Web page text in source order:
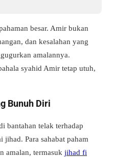
besar. Amir bukan
dan kesalahan yang
amalannya.
syahid Amir tetap utuh,
Bunuh Diri
bantahan telak terhadap
Para sahabat paham
amalan, termasuk jihad fi